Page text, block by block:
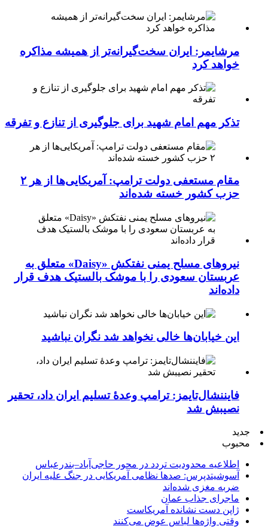
مرشایمر: ایران سخت‌گیرانه‌تر از همیشه مذاکره
خواهد کرد
تذکر مهم امام شهید برای جلوگیری از تنازع و تفرقه
مقام مستعفی دولت ترامپ: آمریکایی‌ها از هر ۲
حزب کشور خسته شده‌اند
نیروهای مسلح یمنی نفتکش «Daisy» متعلق به
عربستان سعودی را با موشک بالستیک هدف قرار
داده‌اند
این خیابان‌ها خالی نخواهد شد نگران نباشید
فایننشال‌تایمز: ترامپ وعدۀ تسلیم ایران داد، تحقیر
نصیبش شد
جدید
محبوب
اطلاعیه محدودیت تردد در محور حاجی‌آباد–بندرعباس
آسوشیتدپرس: صدها نظامی آمریکایی در جنگ علیه ایران
ضربه مغزی شده‌اند
ماجرای جذاب عمان
ژاپن دست نشانده آمریکاست
وقتی واژه‌ها لباس عوض می‌کنند